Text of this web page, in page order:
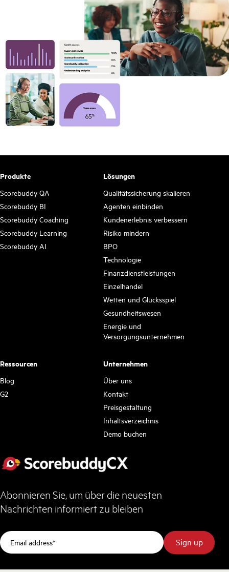
Produkte
Scorebuddy QA
Scorebuddy BI
Scorebuddy Coaching
Scorebuddy Learning
Scorebuddy AI
Lösungen
Qualitätssicherung skalieren
Agenten einbinden
Kundenerlebnis verbessern
Risiko mindern
BPO
Technologie
Finanzdienstleistungen
Einzelhandel
Wetten und Glücksspiel
Gesundheitswesen
Energie und
Versorgungsunternehmen
Ressourcen
Blog
G2
Unternehmen
Über uns
Kontakt
Preisgestaltung
Inhaltsverzeichnis
Demo buchen
Abonnieren Sie, um über die neuesten
Nachrichten informiert zu bleiben